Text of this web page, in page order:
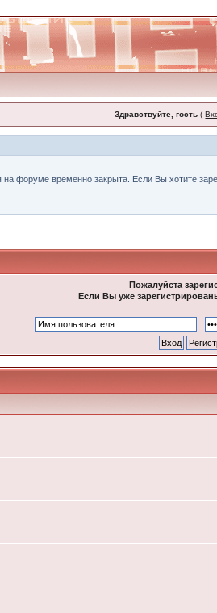
Здравствуйте, гость (
форуме временно закрыта. Если Вы хотите
Пожалуйста
Если Вы уже